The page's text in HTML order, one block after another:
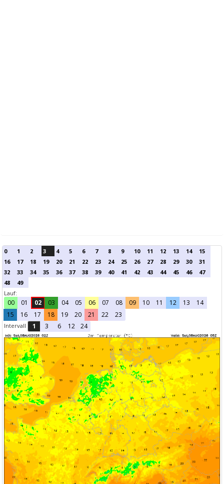
0 1 2 3 4 5 6 7 8 9 10 11 12 13 14
15
16
17 18 19 20 21 22 23 24 25 26 27 28 29 30
31
32
33 34 35 36 37 38 39 40 41 42 43 44 45 46
47
48
49
Lauf:
00 01 02 03 04 05 06 07 08 09 10 11 12 13
14
15
16 17 18 19 20 21 22 23
Intervall 1 3 6 12 24